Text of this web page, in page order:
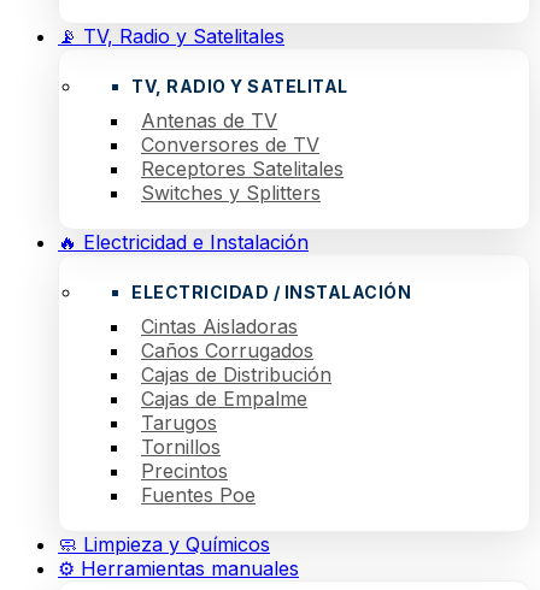
📡 TV, Radio y Satelitales
TV, RADIO Y SATELITAL
Antenas de TV
Conversores de TV
Receptores Satelitales
Switches y Splitters
🔥 Electricidad e Instalación
ELECTRICIDAD / INSTALACIÓN
Cintas Aisladoras
Caños Corrugados
Cajas de Distribución
Cajas de Empalme
Tarugos
Tornillos
Precintos
Fuentes Poe
🧼 Limpieza y Químicos
⚙️ Herramientas manuales